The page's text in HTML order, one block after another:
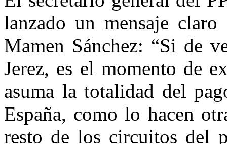
lanzado un mensaje
Mamen Sánchez: “Si de
Jerez, es el momento de
asuma la totalidad del
España, como lo hacen
resto de los circuitos del